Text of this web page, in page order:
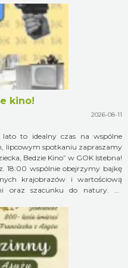
kino!
2026-08-11
to idealny czas na wspólne
Bedzie Kino” w GOK Istebna!
18:00 wspólnie obejrzymy bajkę
krajobrazów i wartościową
szacunku do natury. To
podczas wspólnego seansu.
Na wszystkich uczestników
w
Obowiązują
Liczba miejsc jest
wcześniejszych zapisów.